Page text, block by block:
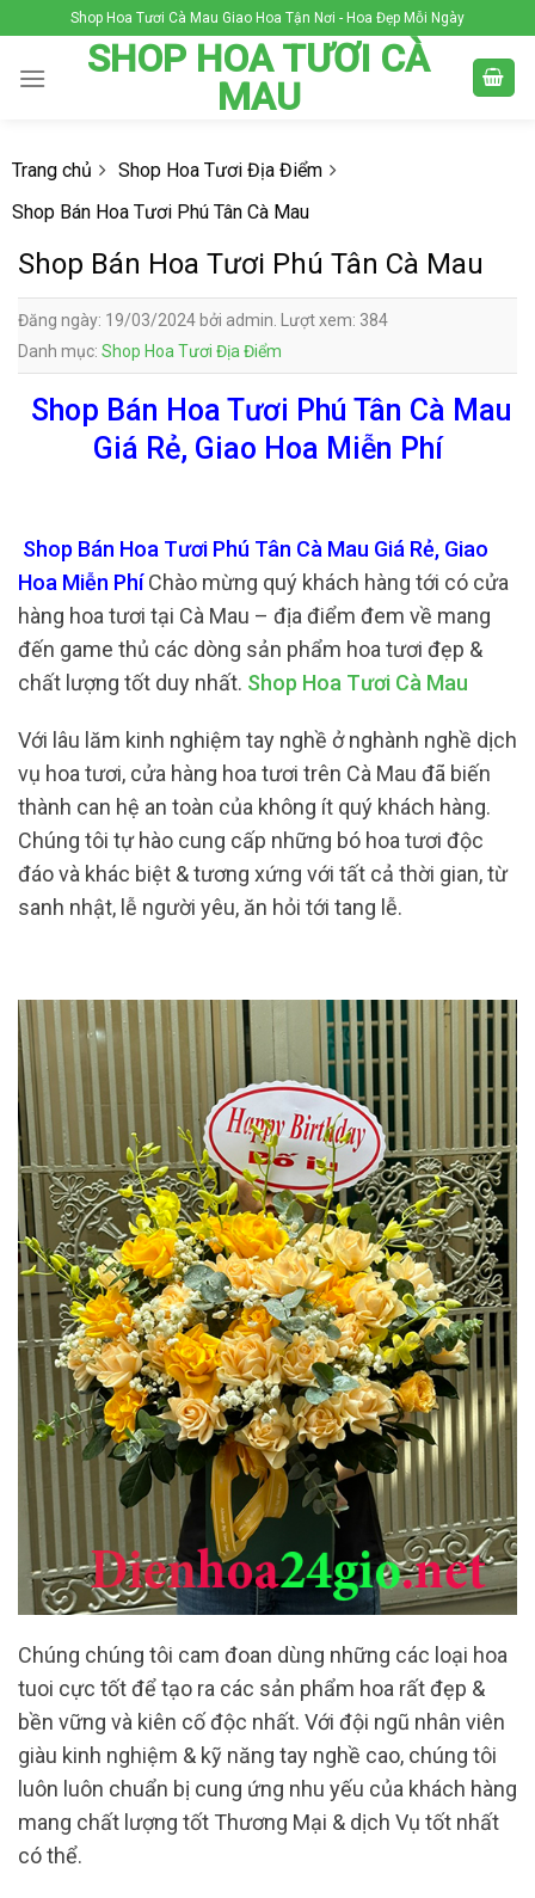
to
content
Shop Hoa Tươi Cà Mau Giao Hoa Tận Nơi - Hoa Đẹp Mỗi Ngày
SHOP HOA TƯƠI CÀ
MAU
Trang chủ
Shop Hoa Tươi Địa Điểm
Shop Bán Hoa Tươi Phú Tân Cà Mau
Shop Bán Hoa Tươi Phú Tân Cà Mau
Đăng ngày: 19/03/2024 bởi admin. Lượt xem: 384
Danh mục: Shop Hoa Tươi Địa Điểm
Shop Bán Hoa Tươi Phú Tân Cà Mau
Giá Rẻ, Giao Hoa Miễn Phí
Shop Bán Hoa Tươi Phú Tân Cà Mau Giá Rẻ, Giao
Hoa Miễn PhíChào mừng quý khách hàng tới có cửa
hàng hoa tươi tại Cà Mau – địa điểm đem về mang
đến game thủ các dòng sản phẩm hoa tươi đẹp &
chất lượng tốt duy nhất. Shop Hoa Tươi Cà Mau
Với lâu lăm kinh nghiệm tay nghề ở nghành nghề dịch
vụ hoa tươi, cửa hàng hoa tươi trên Cà Mau đã biến
thành can hệ an toàn của không ít quý khách hàng.
Chúng tôi tự hào cung cấp những bó hoa tươi độc
đáo và khác biệt & tương xứng với tất cả thời gian, từ
sanh nhật, lễ người yêu, ăn hỏi tới tang lễ.
Chúng chúng tôi cam đoan dùng những các loại hoa
tuoi cực tốt để tạo ra các sản phẩm hoa rất đẹp &
bền vững và kiên cố độc nhất. Với đội ngũ nhân viên
giàu kinh nghiệm & kỹ năng tay nghề cao, chúng tôi
luôn luôn chuẩn bị cung ứng nhu yếu của khách hàng
mang chất lượng tốt Thương Mại & dịch Vụ tốt nhất
có thể.